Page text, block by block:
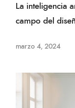
La inteligencia
campo del
marzo 4, 2024